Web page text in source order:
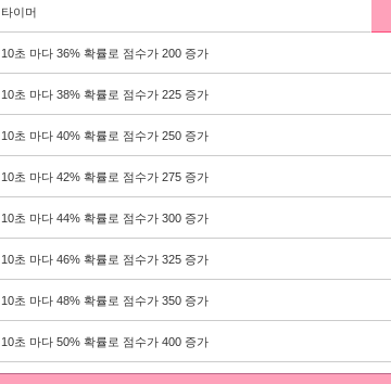
타이머
10초 마다 36% 확률로 점수가 200 증가
10초 마다 38% 확률로 점수가 225 증가
10초 마다 40% 확률로 점수가 250 증가
10초 마다 42% 확률로 점수가 275 증가
10초 마다 44% 확률로 점수가 300 증가
10초 마다 46% 확률로 점수가 325 증가
10초 마다 48% 확률로 점수가 350 증가
10초 마다 50% 확률로 점수가 400 증가